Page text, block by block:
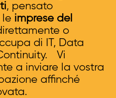
, pensato
le imprese del
o
di IT, Data
Vi
a inviare la vostra
affinché